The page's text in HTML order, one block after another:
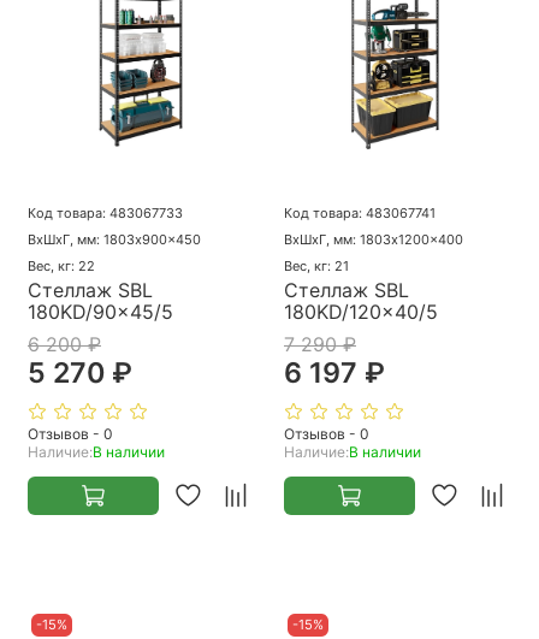
Код товара: 483067733
ВхШхГ, мм: 1803x900x450
Вес, кг: 22
Стеллаж SBL
180KD/90x45/5
6 200 ₽
5 270 ₽
Отзывов - 0
Наличие:В наличии
Код товара: 483067741
ВхШхГ, мм: 1803x1200x400
Вес, кг: 21
Стеллаж SBL
180KD/120x40/5
7 290 ₽
6 197 ₽
Отзывов - 0
Наличие:В наличии
-15% -15%